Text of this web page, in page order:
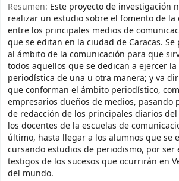
Resumen: Este proyecto de investigación
realizar un estudio sobre el fomento de la
entre los principales medios de
que se editan en la ciudad de Caracas.
al ámbito de la comunicación para que
todos aquellos que se dedican a ejercer
periodística de una u otra manera; y va
que conforman el ámbito periodístico,
empresarios dueños de medios, pasando
de redacción de los principales diarios
los docentes de la escuelas de
último, hasta llegar a los alumnos que se
cursando estudios de periodismo, por ser
testigos de los sucesos que ocurrirán en
del mundo.